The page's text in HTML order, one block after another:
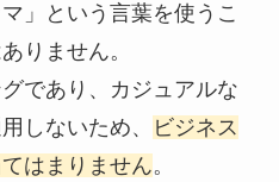
」という言葉を使うこ
りません。
であり、カジュアルな
しないため、
ビジネス
はまりません。